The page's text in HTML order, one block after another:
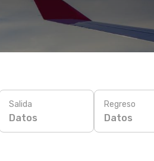
Salida
Datos
Regreso
Datos